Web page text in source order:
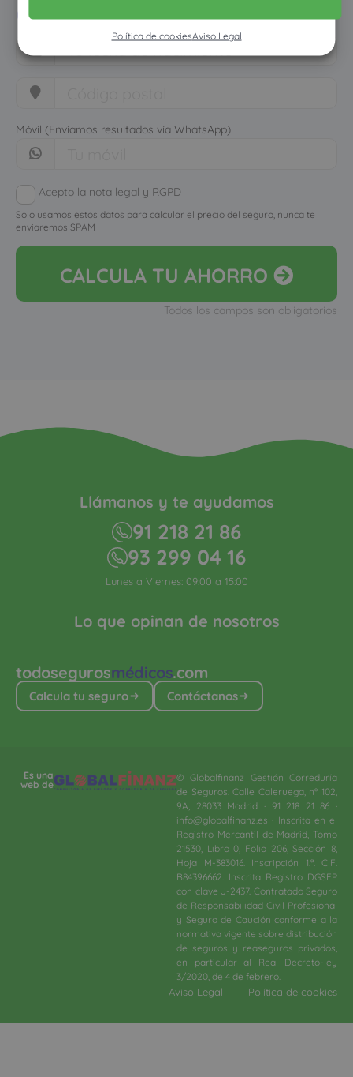
Política de cookiesAviso Legal
cuánto dinero ahorrarías
Móvil (Enviamos resultados vía WhatsApp)
Acepto la nota legal y RGPD
Solo usamos estos datos para calcular el precio del seguro, nunca te
enviaremos SPAM
CALCULA TU AHORRO
Todos los campos son obligatorios
todosegurosmédicos.com
Calcula tu seguro Contáctanos
Lo que opinan de nosotros
Llámanos y te ayudamos
91 218 21 86
93 299 04 16
Lunes a Viernes: 09:00 a 15:00
Es una
web de
© Globalfinanz Gestión Correduría
de Seguros. Calle Caleruega, nº 102,
9A, 28033 Madrid · 91 218 21 86 ·
info@globalfinanz.es · Inscrita en el
Registro Mercantil de Madrid, Tomo
21530, Libro 0, Folio 206, Sección 8,
Hoja M-383016. Inscripción 1.ª. CIF.
B84396662. Inscrita Registro DGSFP
con clave J-2437. Contratado Seguro
de Responsabilidad Civil Profesional
y Seguro de Caución conforme a la
normativa vigente sobre distribución
de seguros y reaseguros privados,
en particular al Real Decreto-ley
3/2020, de 4 de febrero.​
Aviso Legal Política de cookies